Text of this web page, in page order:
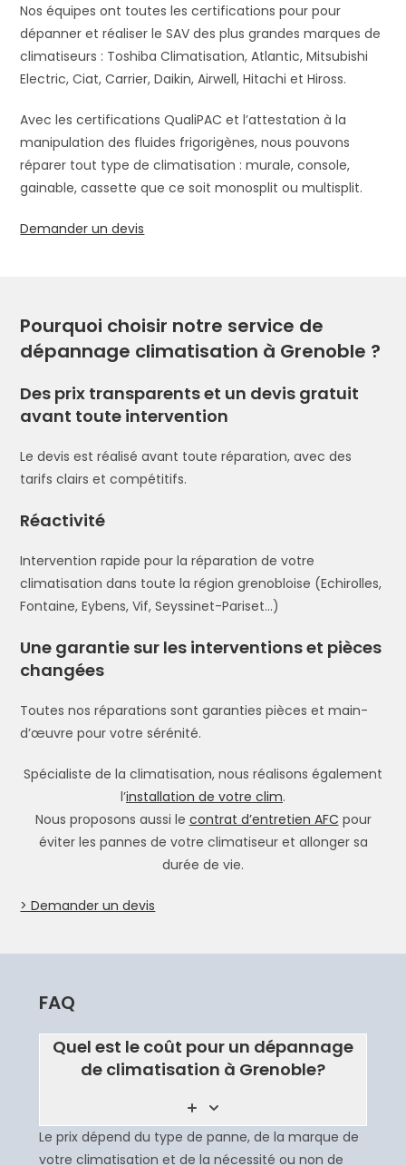
Nos équipes ont toutes les certifications pour pour
dépanner et réaliser le SAV des plus grandes marques de
climatiseurs : Toshiba Climatisation, Atlantic, Mitsubishi
Electric, Ciat, Carrier, Daikin, Airwell, Hitachi et Hiross.
Avec les certifications QualiPAC et l’attestation à la
manipulation des fluides frigorigènes, nous pouvons
réparer tout type de climatisation : murale, console,
gainable, cassette que ce soit monosplit ou multisplit.
Demander un devis
Pourquoi choisir notre service de
dépannage climatisation à Grenoble ?
Des prix transparents et un devis gratuit
avant toute intervention
Le devis est réalisé avant toute réparation, avec des
tarifs clairs et compétitifs.
Réactivité
Intervention rapide pour la réparation de votre
climatisation dans toute la région grenobloise (Echirolles,
Fontaine, Eybens, Vif, Seyssinet-Pariset…)
Une garantie sur les interventions et pièces
changées
Toutes nos réparations sont garanties pièces et main-
d’œuvre pour votre sérénité.
Spécialiste de la climatisation, nous réalisons également
l’installation de votre clim.
Nous proposons aussi le contrat d’entretien AFC pour
éviter les pannes de votre climatiseur et allonger sa
durée de vie.
> Demander un devis
FAQ
Quel est le coût pour un dépannage
de climatisation à Grenoble?
Le prix dépend du type de panne, de la marque de
votre climatisation et de la nécessité ou non de